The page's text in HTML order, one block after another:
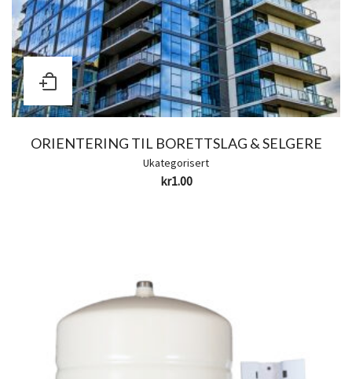
ORIENTERING TIL BORETTSLAG & SELGERE
Ukategorisert
kr1.00